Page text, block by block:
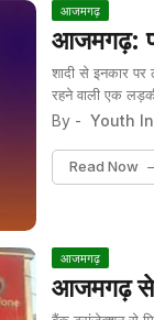
आजमगढ़
आजमगढ़:
शादी से इनकार
रहने वाली एक
By - Youth
Read Now
आजमगढ़
आजमगढ़ से